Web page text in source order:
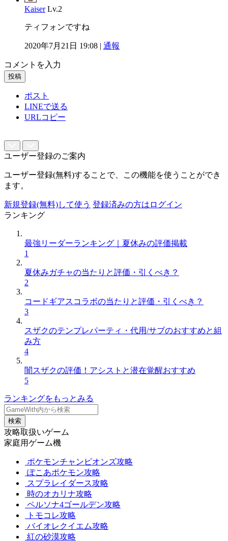
Kaiser Lv.2
ティフォンですね
2020年7月21日 19:08 | 通報
コメントを入力
投稿
ポスト
LINEで送る
URLコピー
ユーザー登録のご案内
ユーザー登録(無料)することで、この機能を使うことができ
ます。
新規登録(無料)して使う 登録済みの方はログイン
ランキング
最強リーダーランキング｜夏休みの評価掲載
1
夏休みガチャの当たりと評価・引くべき？
2
コードギアスコラボの当たりと評価・引くべき？
3
スザクのテンプレパーティ・代用/サブのおすすめと組
み方
4
闇スザクの評価！アシストと潜在覚醒おすすめ
5
ランキングをもっとみる
検索
攻略取扱いゲーム
家庭用ゲーム機
ポケモンチャンピオンズ攻略
ぽこあポケモン攻略
スプラレイダース攻略
時のオカリナ攻略
ペルソナ4ゴールデン攻略
トモコレ攻略
バイオレクイエム攻略
紅の砂漠攻略